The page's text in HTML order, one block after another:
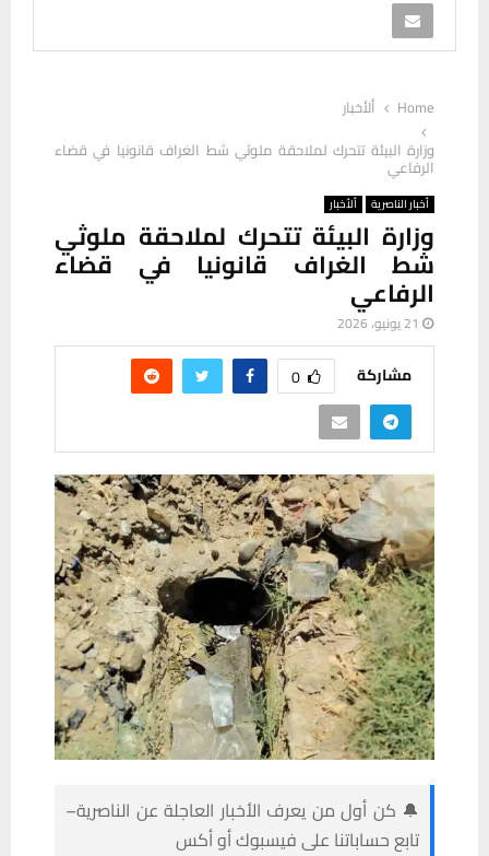
Home
ألأخبار
وزارة البيئة تتحرك لملاحقة ملوثي شط الغراف قانونيا في قضاء
الرفاعي
أخبار الناصرية ألأخبار
وزارة البيئة تتحرك لملاحقة ملوثي
شط الغراف قانونيا في قضاء
الرفاعي
21 يونيو، 2026
مشاركة 0
🔔 كن أول من يعرف الأخبار العاجلة عن الناصرية–
تابع حساباتنا على فيسبوك أو أكس